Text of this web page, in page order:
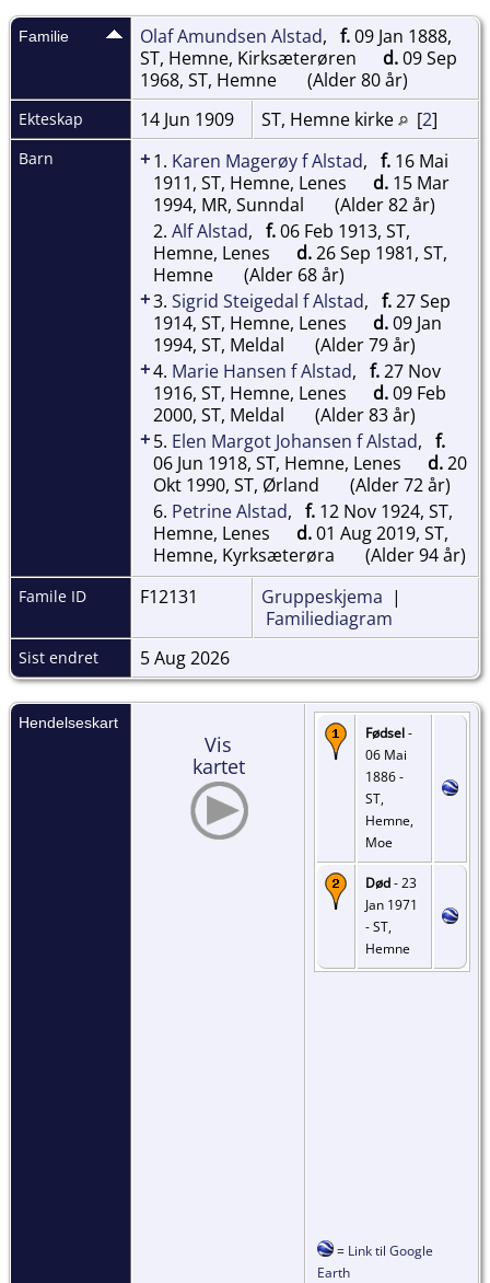
Familie Olaf Amundsen Alstad, f.09 Jan 1888,
ST, Hemne, Kirksæterøren
d.09 Sep
1968, ST, Hemne
(Alder 80 år)
Ekteskap 14 Jun 1909 ST, Hemne kirke [2]
Barn +1. Karen Magerøy f Alstad, f. 16 Mai
1911, ST, Hemne, Lenes
d. 15 Mar
1994, MR, Sunndal
(Alder 82 år)
2. Alf Alstad, f.06 Feb 1913, ST,
Hemne, Lenes
d.26 Sep 1981, ST,
Hemne
(Alder 68 år)
+3. Sigrid Steigedal f Alstad, f.27 Sep
1914, ST, Hemne, Lenes
d.09 Jan
1994, ST, Meldal
(Alder 79 år)
+4. Marie Hansen f Alstad, f.27 Nov
1916, ST, Hemne, Lenes
d.09 Feb
2000, ST, Meldal
(Alder 83 år)
+5. Elen Margot Johansen f Alstad, f.
06 Jun 1918, ST, Hemne, Lenes
d.20
Okt 1990, ST, Ørland
(Alder 72 år)
6. Petrine Alstad, f. 12 Nov 1924, ST,
Hemne, Lenes
d.01 Aug 2019, ST,
Hemne, Kyrksæterøra
(Alder 94 år)
Famile ID F12131 Gruppeskjema |
Familiediagram
Sist endret 5 Aug 2026
Hendelseskart
Vis
kartet
Fødsel-
06 Mai
1886 -
ST,
Hemne,
Moe
Død- 23
Jan 1971
- ST,
Hemne
= Link til Google
Earth